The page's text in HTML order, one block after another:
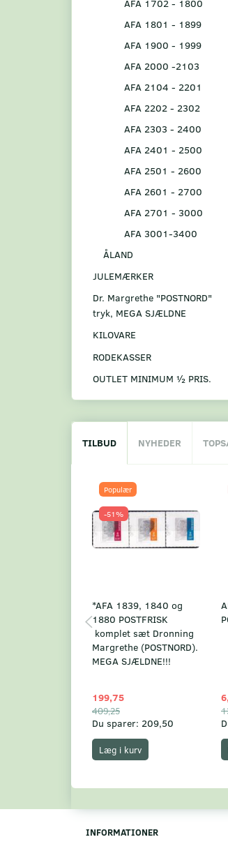
AFA 1702 - 1800
AFA 1801 - 1899
AFA 1900 - 1999
AFA 2000 -2103
AFA 2104 - 2201
AFA 2202 - 2302
AFA 2303 - 2400
AFA 2401 - 2500
AFA 2501 - 2600
AFA 2601 - 2700
AFA 2701 - 3000
AFA 3001-3400
ÅLAND
JULEMÆRKER
Dr. Margrethe "POSTNORD"
tryk, MEGA SJÆLDNE
KILOVARE
RODEKASSER
OUTLET MINIMUM ½ PRIS.
TILBUD NYHEDER
Populær
-51%
*AFA 1839, 1840 og
1880 POSTFRISK
komplet sæt Dronning
Margrethe (POSTNORD).
MEGA SJÆLDNE!!!
199,75
409,25
Du sparer: 209,50
Læg i kurv
INFORMATIONER